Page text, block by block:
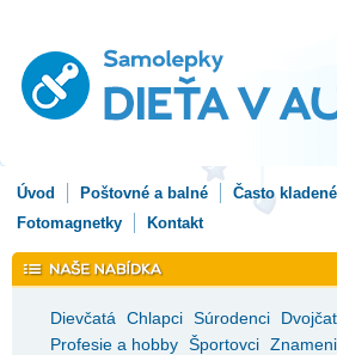
Úvod Poštovné a balné
Často
Fotomagnetky
Kontakt
Dievčatá Chlapci Súrodenci
Profesie a hobby Športovci